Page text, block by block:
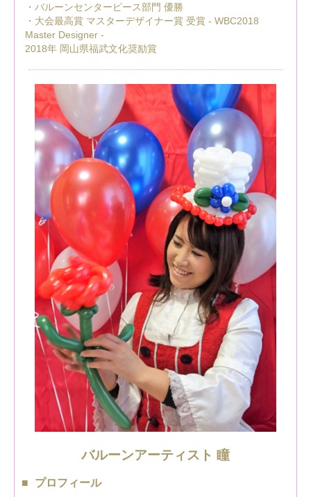
・バルーンセンターピース部門 優勝
・大会最高賞 マスターデザイナー賞 受賞 - WBC2018
Master Designer -
2018年 岡山県福武文化奨励賞
バルーンアーティスト 瞳
プロフィール